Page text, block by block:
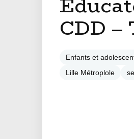
CDD
Enfants et
Lille Métroplole